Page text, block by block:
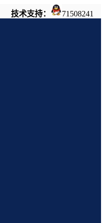
技术支持： 71508241